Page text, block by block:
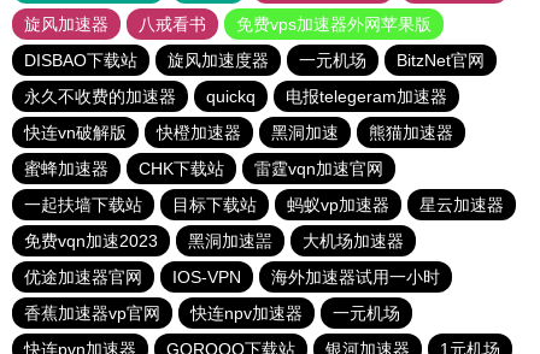
旋风加速器
八戒看书
免费vps加速器外网苹果版
DISBAO下载站
旋风加速度器 一元机场
BitzNet官网
永久不收费的加速器
quickq
电报telegeram加速器
快连vn破解版
快橙加速器 黑洞加速
熊猫加速器
蜜蜂加速器
CHK下载站
雷霆vqn加速官网
一起扶墙下载站
目标下载站 蚂蚁vp加速器
星云加速器
免费vqn加速2023
黑洞加速噐
大机场加速器
优途加速器官网
IOS-VPN
海外加速器试用一小时
香蕉加速器vp官网
快连npv加速器
一元机场
快连pvn加速器
GOROOO下载站 银河加速器 1元机场